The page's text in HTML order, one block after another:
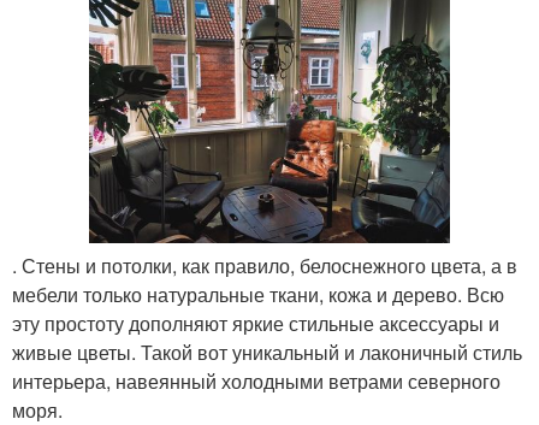
. Стены и потолки, как правило, белоснежного цвета, а в
мебели только натуральные ткани, кожа и дерево. Всю
эту простоту дополняют яркие стильные аксессуары и
живые цветы. Такой вот уникальный и лаконичный стиль
интерьера, навеянный холодными ветрами северного
моря.